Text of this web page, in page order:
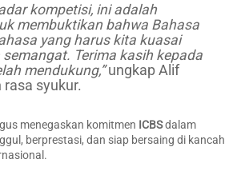
kompetisi, ini adalah
membuktikan bahwa Bahasa
yang harus kita kuasai
Terima kasih kepada
mendukung,”ungkap Alif
syukur.
menegaskan komitmen ICBSdalam
berprestasi, dan siap bersaing di kancah